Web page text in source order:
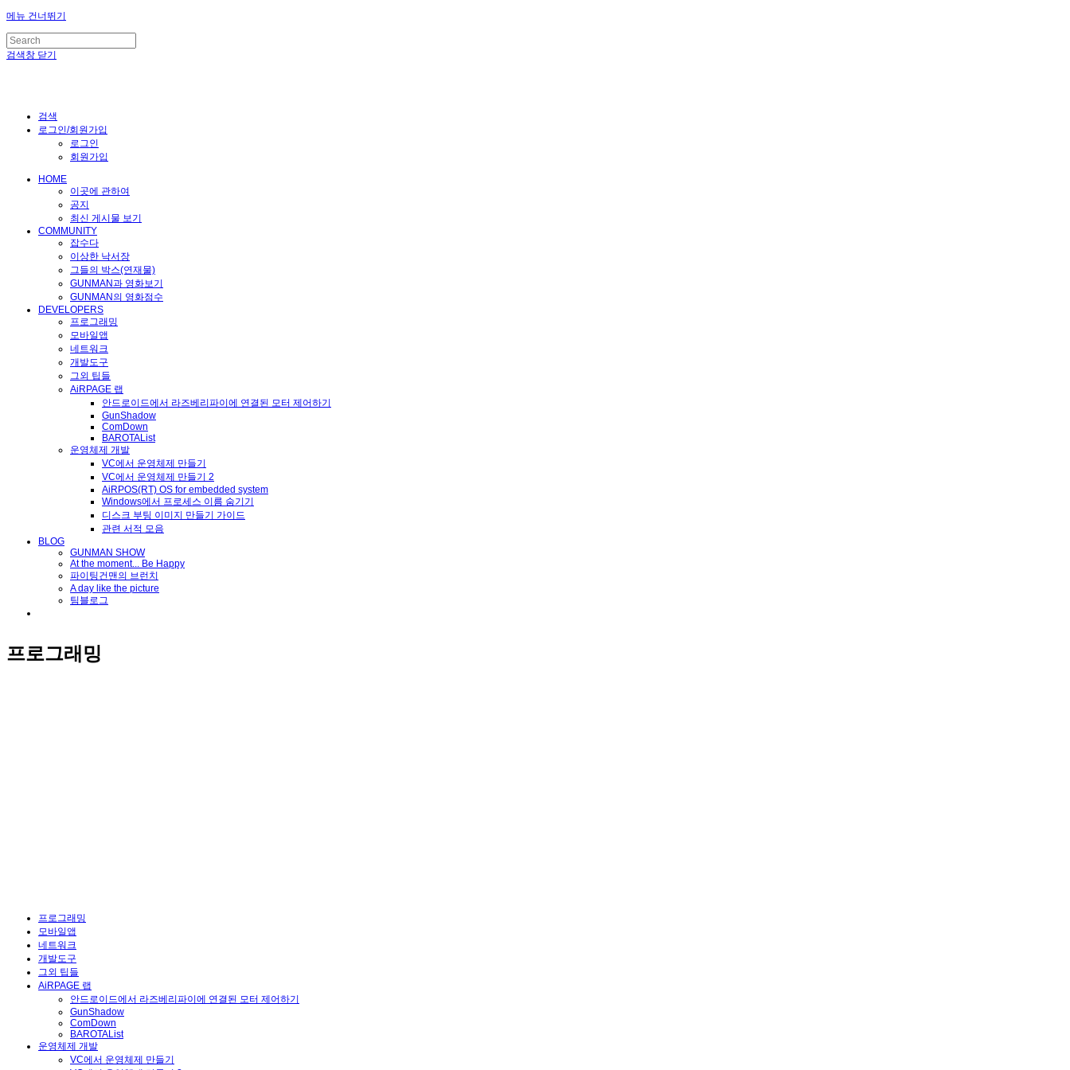
메뉴 건너뛰기
검색창 닫기
검색
로그인/회원가입
로그인
회원가입
HOME
이곳에 관하여
공지
최신 게시물 보기
COMMUNITY
잡수다
이상한 낙서장
그들의 박스(연재물)
GUNMAN과 영화보기
GUNMAN의 영화점수
DEVELOPERS
프로그래밍
모바일앱
네트워크
개발도구
그외 팁들
AiRPAGE 랩
안드로이드에서 라즈베리파이에 연결된 모터 제어하기
GunShadow
ComDown
BAROTAList
운영체제 개발
VC에서 운영체제 만들기
VC에서 운영체제 만들기 2
AiRPOS(RT) OS for embedded system
Windows에서 프로세스 이름 숨기기
디스크 부팅 이미지 만들기 가이드
관련 서적 모음
BLOG
GUNMAN SHOW
At the moment... Be Happy
파이팅건맨의 브런치
A day like the picture
팀블로그
프로그래밍
프로그래밍
모바일앱
네트워크
개발도구
그외 팁들
AiRPAGE 랩
안드로이드에서 라즈베리파이에 연결된 모터 제어하기
GunShadow
ComDown
BAROTAList
운영체제 개발
VC에서 운영체제 만들기